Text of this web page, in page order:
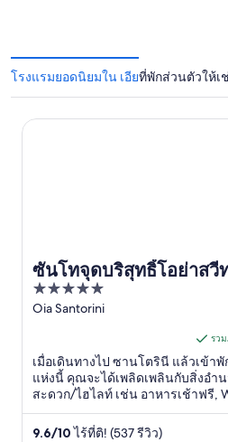
โรงแรมยอดนิยมใน เอียที่พักส่วนตัวให้เ
ซันโทจุดบริสุทธิ์โอย่าสวี
5
out
Oia Santorini
รว
เมื่อเดินทางไป ซานโตรินี แล้วเข้า
แห่งนี้ คุณจะได้เพลิดเพลินกับสิ่งอำ
สะดวก/ไฮไลท์ เช่น อาหารเช้าฟรี,
จอดรถฟรี ผู้เข้าพักที่จองกับเรารีวิว
น้ำและพนักงานเป็นพิเศษ ...
9.6/10ไร้ที่ติ! (537 รีวิว)
ซันโทจุดบริสุทธิ์โอย่าสวีทและวิลล่